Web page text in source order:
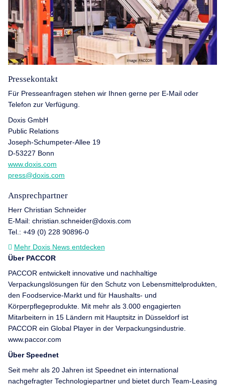
Pressekontakt
Für Presseanfragen stehen wir Ihnen gerne per E-Mail oder
Telefon zur Verfügung.
Doxis GmbH
Public Relations
Joseph-Schumpeter-Allee 19
D-53227 Bonn
www.doxis.com
press@doxis.com
Ansprechpartner
Herr Christian Schneider
E-Mail: christian.schneider@doxis.com
Tel.: +49 (0) 228 90896-0
Mehr Doxis News entdecken
Über PACCOR
PACCOR entwickelt innovative und nachhaltige
Verpackungslösungen für den Schutz von Lebensmittelprodukten,
den Foodservice-Markt und für Haushalts- und
Körperpflegeprodukte. Mit mehr als 3.000 engagierten
Mitarbeitern in 15 Ländern mit Hauptsitz in Düsseldorf ist
PACCOR ein Global Player in der Verpackungsindustrie.
www.paccor.com
Über Speednet
Seit mehr als 20 Jahren ist Speednet ein international
nachgefragter Technologiepartner und bietet durch Team-Leasing